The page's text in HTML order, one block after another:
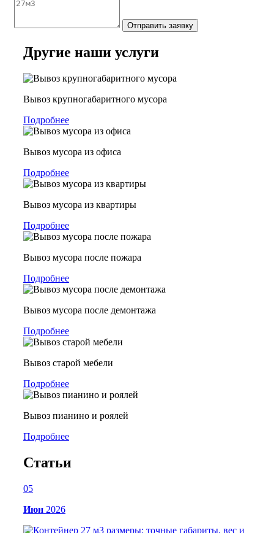
Отправить заявку
Другие наши услуги
Вывоз крупногабаритного мусора
Подробнее
Вывоз мусора из офиса
Подробнее
Вывоз мусора из квартиры
Подробнее
Вывоз мусора после пожара
Подробнее
Вывоз мусора после демонтажа
Подробнее
Вывоз старой мебели
Подробнее
Вывоз пианино и роялей
Подробнее
Статьи
05
Июн 2026